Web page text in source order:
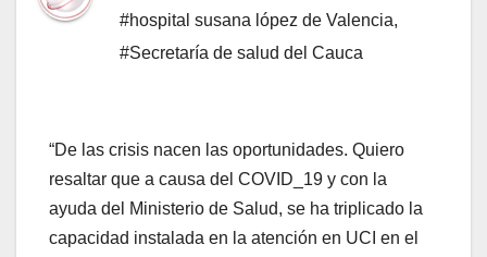
#hospital susana lópez de Valencia,
#Secretaría de salud del Cauca
“De las crisis nacen las oportunidades. Quiero
resaltar que a causa del COVID_19 y con la
ayuda del Ministerio de Salud, se ha triplicado la
capacidad instalada en la atención en UCI en el